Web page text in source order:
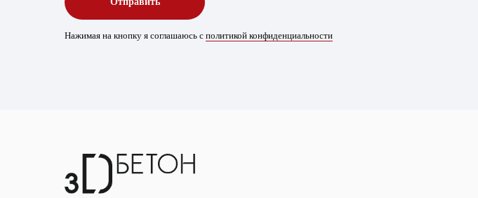
Нажимая на кнопку я соглашаюсь с политикой конфиденциальности